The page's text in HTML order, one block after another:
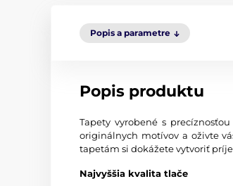
Popis a parametre
Popis produktu
Tapety vyrobené s
originálnych motívov a oživte
tapetám si dokážete vytvoriť
Najvyššia kvalita tlače